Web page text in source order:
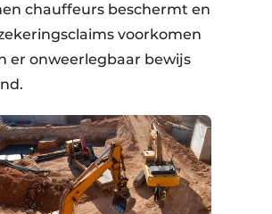
chauffeurs beschermt en
voorkomen
er onweerlegbaar bewijs